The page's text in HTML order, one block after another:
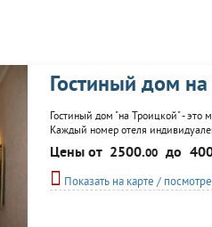
Гостиный дом
Гостиный дом "на Троицкой" - это
Каждый номер отеля
"Греческий". Во всех номерах
Цены от 2500.00 до
Показать на карте /